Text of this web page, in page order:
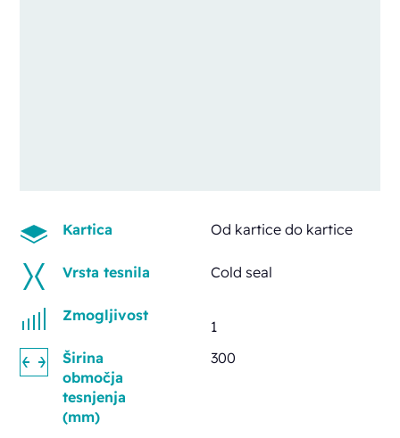
Kartica Od kartice do kartice
Vrsta tesnila Cold seal
Zmogljivost
1
Širina
območja
tesnjenja
(mm)
300